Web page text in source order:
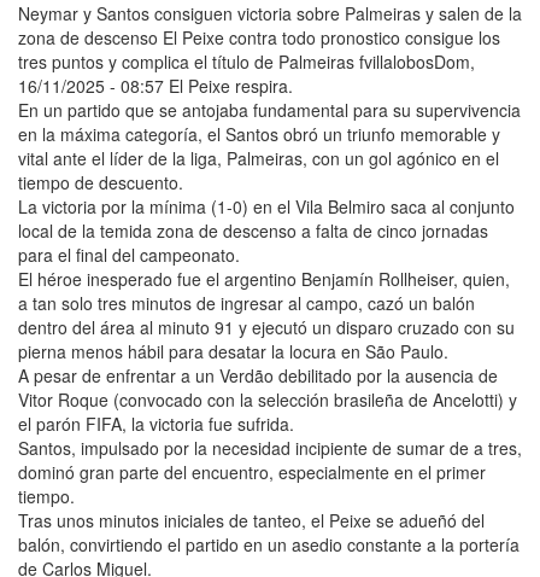
Neymar y Santos consiguen victoria sobre Palmeiras y salen de la
zona de descenso El Peixe contra todo pronostico consigue los
tres puntos y complica el título de Palmeiras fvillalobosDom,
16/11/2025 - 08:57 El Peixe respira.
En un partido que se antojaba fundamental para su supervivencia
en la máxima categoría, el Santos obró un triunfo memorable y
vital ante el líder de la liga, Palmeiras, con un gol agónico en el
tiempo de descuento.
La victoria por la mínima (1-0) en el Vila Belmiro saca al conjunto
local de la temida zona de descenso a falta de cinco jornadas
para el final del campeonato.
El héroe inesperado fue el argentino Benjamín Rollheiser, quien,
a tan solo tres minutos de ingresar al campo, cazó un balón
dentro del área al minuto 91 y ejecutó un disparo cruzado con su
pierna menos hábil para desatar la locura en São Paulo.
A pesar de enfrentar a un Verdão debilitado por la ausencia de
Vitor Roque (convocado con la selección brasileña de Ancelotti) y
el parón FIFA, la victoria fue sufrida.
Santos, impulsado por la necesidad incipiente de sumar de a tres,
dominó gran parte del encuentro, especialmente en el primer
tiempo.
Tras unos minutos iniciales de tanteo, el Peixe se adueñó del
balón, convirtiendo el partido en un asedio constante a la portería
de Carlos Miguel.